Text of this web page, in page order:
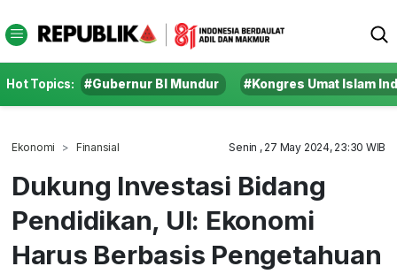
Hot Topics: #Gubernur BI Mundur #Kongres Umat Islam
Ekonomi Finansial Senin , 27 May 2024, 23:30 WIB
Dukung Investasi Bidang
Pendidikan, UI: Ekonomi
Harus Berbasis Pengetahuan